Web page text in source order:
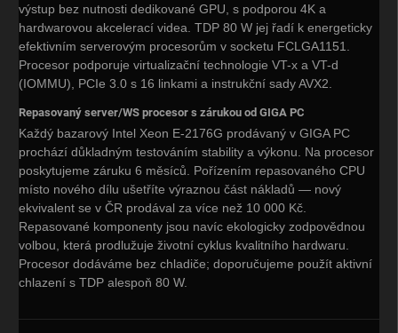
výstup bez nutnosti dedikované GPU, s podporou 4K a
hardwarovou akcelerací videa. TDP 80 W jej řadí k energeticky
efektivním serverovým procesorům v socketu FCLGA1151.
Procesor podporuje virtualizační technologie VT-x a VT-d
(IOMMU), PCIe 3.0 s 16 linkami a instrukční sady AVX2.
Repasovaný server/WS procesor s zárukou od GIGA PC
Každý bazarový Intel Xeon E-2176G prodávaný v GIGA PC
prochází důkladným testováním stability a výkonu. Na procesor
poskytujeme záruku 6 měsíců. Pořízením repasovaného CPU
místo nového dílu ušetříte výraznou část nákladů — nový
ekvivalent se v ČR prodával za více než 10 000 Kč.
Repasované komponenty jsou navíc ekologicky zodpovědnou
volbou, která prodlužuje životní cyklus kvalitního hardwaru.
Procesor dodáváme bez chladiče; doporučujeme použít aktivní
chlazení s TDP alespoň 80 W.